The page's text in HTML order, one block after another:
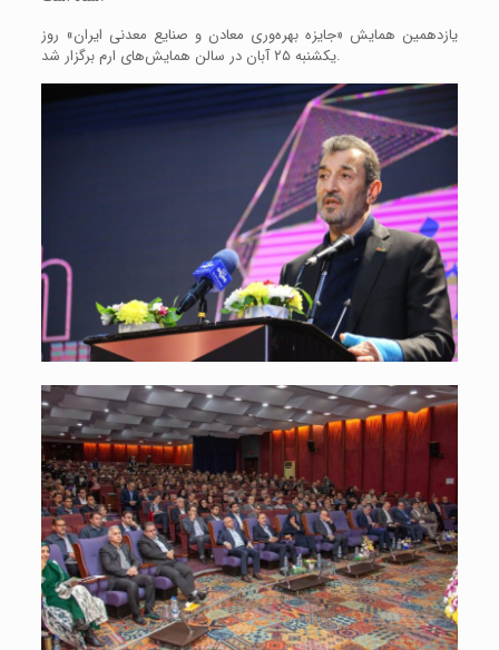
یازدهمین همایش «جایزه بهره‌وری معادن و صنایع معدنی ایران» روز
یکشنبه ۲۵ آبان در سالن همایش‌های ارم برگزار شد.